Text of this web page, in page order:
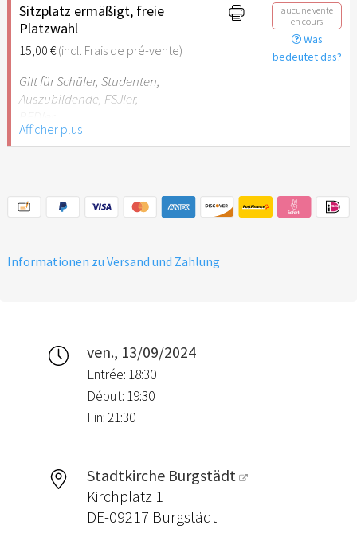
Sitzplatz ermäßigt, freie
Platzwahl
15,00 €(incl. Frais de pré-vente)
aucune vente
en cours
Was
bedeutet das?
Gilt für Schüler, Studenten,
Auszubildende, FSJler,
Afficher plus
Informationen zu Versand und Zahlung
ven., 13/09/2024
Entrée: 18:30
Début: 19:30
Fin: 21:30
Stadtkirche Burgstädt
Kirchplatz 1
DE-09217 Burgstädt